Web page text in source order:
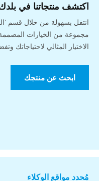
اكتشف منتجاتنا في
انتقل بسهولة من خلال قسم
مجموعة من الخيارات
الاختيار المثالي لاحتياجاتك
ابحث عن منتجك
مُحدد مواقع الوكلاء